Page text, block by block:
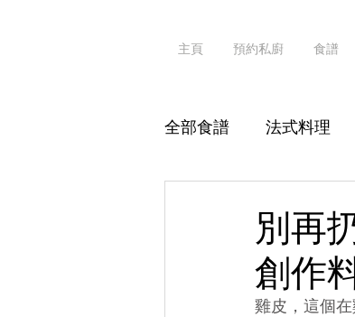
主頁 預約私廚 食譜
全部食譜 法式料理
真·識食
別再
創作
雞皮，這個